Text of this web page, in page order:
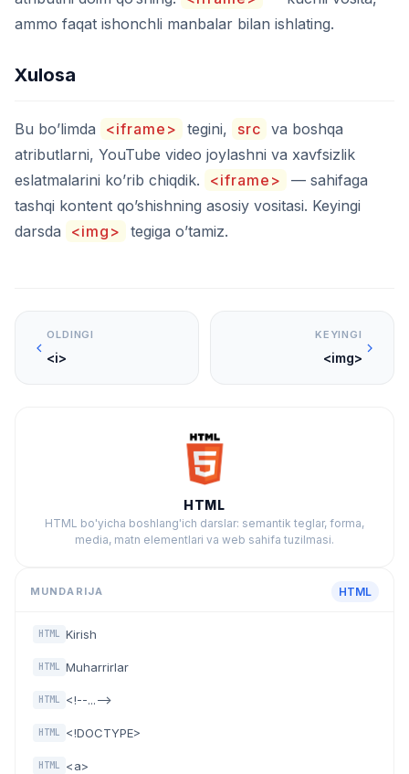
ammo faqat ishonchli manbalar bilan ishlating.
Xulosa
Bu bo’limda <iframe> tegini, src va boshqa
atributlarni, YouTube video joylashni va xavfsizlik
eslatmalarini ko’rib chiqdik.
<iframe>
— sahifaga
tashqi kontent qo’shishning asosiy vositasi. Keyingi
darsda
<img> tegiga o’tamiz.
OLDINGI
<i>
KEYINGI
<img>
HTML
HTML bo'yicha boshlang'ich darslar: semantik teglar, forma,
media, matn elementlari va web sahifa tuzilmasi.
MUNDARIJA HTML
HTML Kirish
HTML Muharrirlar
HTML <!--...-->
HTML <!DOCTYPE>
HTML <a>